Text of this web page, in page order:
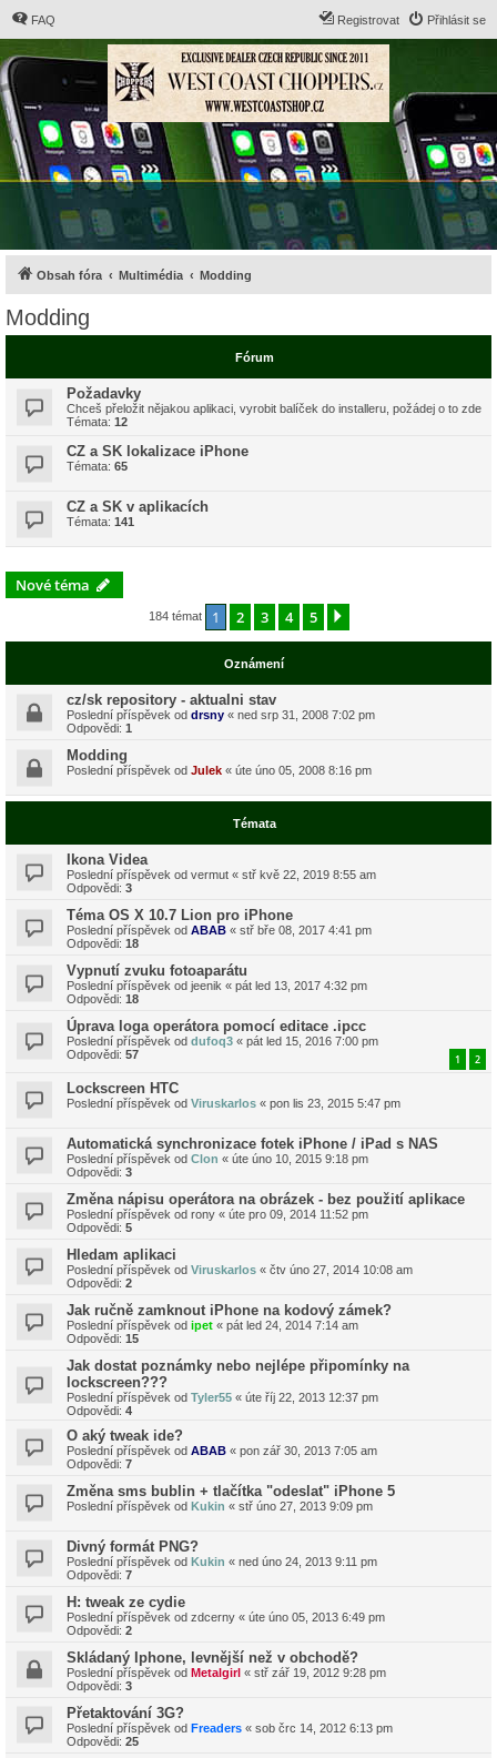
FAQ Přihlásit se
Registrovat
Obsah fóra Multimédia Modding
Modding
Fórum
Požadavky
Chceš přeložit nějakou aplikaci, vyrobit balíček do installeru, požádej o to zde
Témata: 12
CZ a SK lokalizace iPhone
Témata: 65
CZ a SK v aplikacích
Témata: 141
Nové téma
184 témat 1 2 3 4 5
Oznámení
cz/sk repository - aktualni stav
Poslední příspěvek od drsny « ned srp 31, 2008 7:02 pm
Odpovědi: 1
Modding
Poslední příspěvek od Julek « úte úno 05, 2008 8:16 pm
Témata
Ikona Videa
Poslední příspěvek od vermut « stř kvě 22, 2019 8:55 am
Odpovědi: 3
Téma OS X 10.7 Lion pro iPhone
Poslední příspěvek od ABAB « stř bře 08, 2017 4:41 pm
Odpovědi: 18
Vypnutí zvuku fotoaparátu
Poslední příspěvek od jeenik « pát led 13, 2017 4:32 pm
Odpovědi: 18
Úprava loga operátora pomocí editace .ipcc
Poslední příspěvek od dufoq3 « pát led 15, 2016 7:00 pm
Odpovědi: 57 1 2
Lockscreen HTC
Poslední příspěvek od Viruskarlos « pon lis 23, 2015 5:47 pm
Automatická synchronizace fotek iPhone / iPad s NAS
Poslední příspěvek od Clon « úte úno 10, 2015 9:18 pm
Odpovědi: 3
Změna nápisu operátora na obrázek - bez použití aplikace
Poslední příspěvek od rony « úte pro 09, 2014 11:52 pm
Odpovědi: 5
Hledam aplikaci
Poslední příspěvek od Viruskarlos « čtv úno 27, 2014 10:08 am
Odpovědi: 2
Jak ručně zamknout iPhone na kodový zámek?
Poslední příspěvek od ipet « pát led 24, 2014 7:14 am
Odpovědi: 15
Jak dostat poznámky nebo nejlépe připomínky na
lockscreen???
Poslední příspěvek od Tyler55 « úte říj 22, 2013 12:37 pm
Odpovědi: 4
O aký tweak ide?
Poslední příspěvek od ABAB « pon zář 30, 2013 7:05 am
Odpovědi: 7
Změna sms bublin + tlačítka "odeslat" iPhone 5
Poslední příspěvek od Kukin « stř úno 27, 2013 9:09 pm
Divný formát PNG?
Poslední příspěvek od Kukin « ned úno 24, 2013 9:11 pm
Odpovědi: 7
H: tweak ze cydie
Poslední příspěvek od zdcerny « úte úno 05, 2013 6:49 pm
Odpovědi: 2
Skládaný Iphone, levnější než v obchodě?
Poslední příspěvek od Metalgirl « stř zář 19, 2012 9:28 pm
Odpovědi: 3
Přetaktování 3G?
Poslední příspěvek od Freaders « sob črc 14, 2012 6:13 pm
Odpovědi: 25